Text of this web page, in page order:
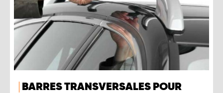
BARRES TRANSVERSALES POUR